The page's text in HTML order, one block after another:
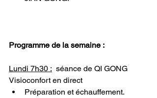
Programme de la semaine :
Lundi 7h30 : séance de QI GONG
Visioconfort en direct
Préparation et échauffement.